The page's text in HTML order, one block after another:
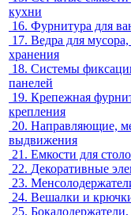
кухни
16. Фурнитура для
17. Ведра для
хранения
18. Системы
панелей
19. Крепежная
крепления
20. Направляющие,
выдвижения
21. Емкости для
22. Декоративные
23.
24. Вешалки и
25.